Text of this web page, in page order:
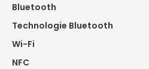
Bluetooth
Technologie Bluetooth
Wi-Fi
NFC